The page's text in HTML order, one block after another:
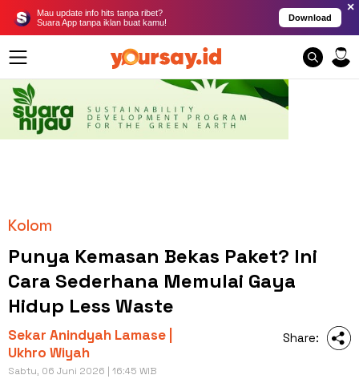
Mau update info hits tanpa ribet?
Suara App tanpa iklan buat kamu!
Download
×
Kolom
Punya Kemasan Bekas Paket? Ini
Cara Sederhana Memulai Gaya
Hidup Less Waste
Sekar Anindyah Lamase |
Ukhro Wiyah
Sabtu, 06 Juni 2026 | 16:45 WIB
Share: